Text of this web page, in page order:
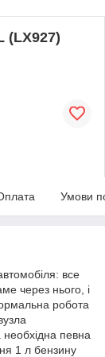
(LX927)
Умови
все
через нього, і
робота
певна
1 л бензину